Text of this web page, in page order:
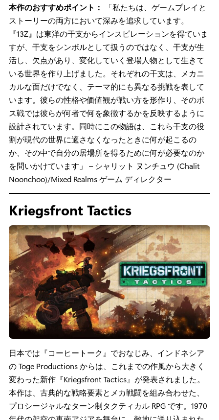
ものを象徴しており、彼らは歴史や価値観、証明すべき
何かを持つキャラクターなのです。プレイヤーはただ彼
らを倒そうとしているのではなく、伝統に基づいて構築
されたシステムの中で、どうにかして自分の居場所を切
り開こうとしています。ビルドの選択、あなたの好奇
心、適応力などさまざまな要素が絡み合い、あなたがゲ
ームを深くやりこめばやりこむほど、より味わい深いゲ
ームとなるでしょう」
本作のおすすめポイント：「私たちは、ゲームプレイと
ストーリーの両方において深みを追求しています。
『13Z』は東洋の干支からインスピレーションを得ていま
すが、干支をシンボルとして扱うのではなく、干支が生
活し、欠点があり、変化していく登場人物として生きて
いる世界を作り上げました。それぞれの干支は、メカニ
います。彼らの性格や価値観が戦い方を形作り、そのボ
ス戦では彼らが何者で何を象徴するかを反映するように
設計されています。同時にこの物語は、これら干支の役
割が現代の世界に適さなくなったときに何が起こるの
か、その中で自分の居場所を得るために何が必要なのか
を問いかけています」 – シャリット ヌンチュウ (Chalit
Noonchoo)/Mixed Realms ゲーム ディレクター
Kriegsfront Tactics